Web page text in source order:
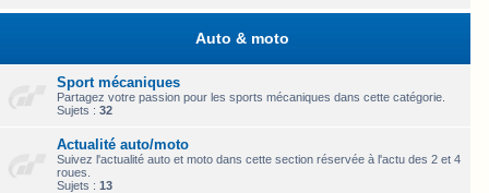
Auto & moto
Sport mécaniques
Partagez votre passion pour les sports mécaniques dans cette catégorie.
Sujets : 32
Actualité auto/moto
Suivez l'actualité auto et moto dans cette section réservée à l'actu des 2 et 4
roues.
Sujets : 13